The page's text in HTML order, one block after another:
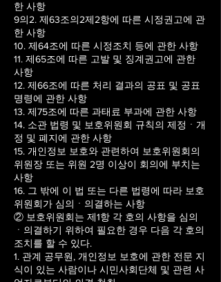
한 사항
9의2. 제63조의2제2항에 따른 시정권고에 관
한 사항
10. 제64조에 따른 시정조치 등에 관한 사항
11. 제65조에 따른 고발 및 징계권고에 관한
사항
12. 제66조에 따른 처리 결과의 공표 및 공표
명령에 관한 사항
13. 제75조에 따른 과태료 부과에 관한 사항
14. 소관 법령 및 보호위원회 규칙의 제정ㆍ개
정 및 폐지에 관한 사항
15. 개인정보 보호와 관련하여 보호위원회의
위원장 또는 위원 2명 이상이 회의에 부치는
사항
16. 그 밖에 이 법 또는 다른 법령에 따라 보호
위원회가 심의ㆍ의결하는 사항
② 보호위원회는 제1항 각 호의 사항을 심의
ㆍ의결하기 위하여 필요한 경우 다음 각 호의
조치를 할 수 있다.
1. 관계 공무원, 개인정보 보호에 관한 전문 지
식이 있는 사람이나 시민사회단체 및 관련 사